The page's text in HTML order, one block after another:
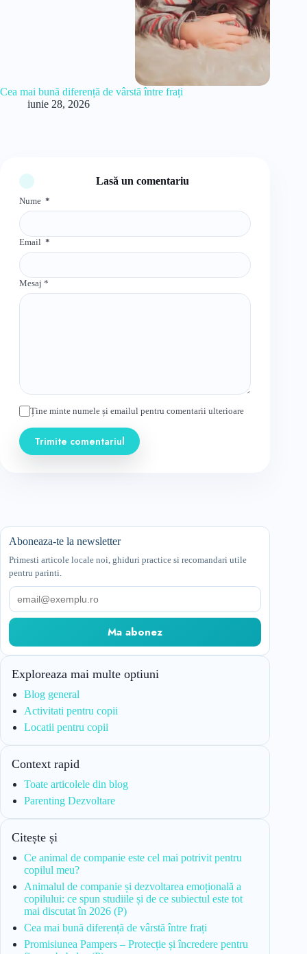
Cea mai bună diferență de vârstă între frați
iunie 28, 2026
Lasă un comentariu
Nume *
Email *
Mesaj *
Ține minte numele și emailul pentru comentarii ulterioare
Trimite comentariul
Aboneaza-te la newsletter
Primesti articole locale noi, ghiduri practice si recomandari utile
pentru parinti.
Email
Ma abonez
Exploreaza mai multe optiuni
Blog general
Activitati pentru copii
Locatii pentru copii
Context rapid
Toate articolele din blog
Parenting Dezvoltare
Citește și
Ce animal de companie este cel mai potrivit pentru
copilul meu?
Animalul de companie și dezvoltarea emoțională a
copilului: ce spun studiile și de ce subiectul este tot
mai discutat în 2026 (P)
Cea mai bună diferență de vârstă între frați
Promisiunea Pampers – Protecție și încredere pentru